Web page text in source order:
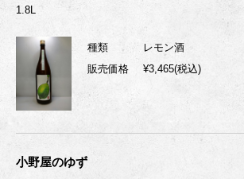
1.8L
種類
レモン酒
販売価格
¥3,465(税込)
小野屋のゆず